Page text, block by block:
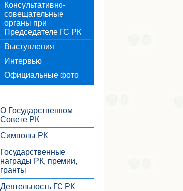
Консультативно-
совещательные
органы при
Председателе ГС РК
Выступления
Интервью
Официальные фото
О Государственном
Совете РК
Символы РК
Государственные
награды РК, премии,
гранты
Деятельность ГС РК